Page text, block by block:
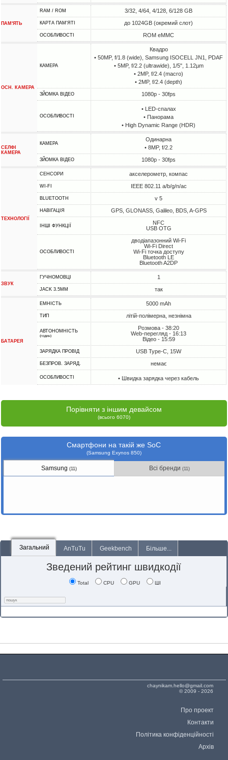
ПАМ'ЯТЬ
RAM / ROM 3/32, 4/64, 4/128, 6/128 GB
КАРТА ПАМ'ЯТІ до 1024GB (окремий слот)
ОСОБЛИВОСТІ ROM eMMC
ОСН. КАМЕРА
КАМЕРА
Квадро
• 50MP, f/1.8 (wide), Samsung ISOCELL JN1, PDAF
• 5MP, f/2.2 (ultrawide), 1/5", 1.12µm
• 2MP, f/2.4 (macro)
• 2MP, f/2.4 (depth)
ЗЙОМКА ВІДЕО 1080p - 30fps
ОСОБЛИВОСТІ
• LED-спалах
• Панорама
• High Dynamic Range (HDR)
СЕЛФІ
КАМЕРА
КАМЕРА
Одинарна
• 8MP, f/2.2
ЗЙОМКА ВІДЕО 1080p - 30fps
ТЕХНОЛОГІЇ
СЕНСОРИ акселерометр, компас
WI-FI IEEE 802.11 a/b/g/n/ac
BLUETOOTH v 5
НАВІГАЦІЯ GPS, GLONASS, Galileo, BDS, A-GPS
ІНШІ ФУНКЦІЇ
NFC
USB OTG
ОСОБЛИВОСТІ
дводіапазонний Wi-Fi
Wi-Fi Direct
Wi-Fi точка доступу
Bluetooth LE
Bluetooth A2DP
ЗВУК
ГУЧНОМОВЦІ 1
JACK 3.5MM так
БАТАРЕЯ
ЕМНІСТЬ 5000 mAh
ТИП літій-полімерна, незнімна
АВТОНОМНІСТЬ
(годин)
Розмова - 38:20
Web-перегляд - 16:13
Відео - 15:59
ЗАРЯДКА ПРОВІД USB Type-C, 15W
БЕЗПРОВ. ЗАРЯД. немає
ОСОБЛИВОСТІ • Швидка зарядка через кабель
Порівняти з іншим девайсом
(всього 6070)
Смартфони на такій же SoC
(Samsung Exynos 850)
Samsung (11) Всі бренди (11)
Загальний AnTuTu Geekbench Більше...
Зведений рейтинг швидкодії
Total CPU GPU ШІ
chaynikam.hello@gmail.com
© 2009 - 2026
Про проект
Контакти
Політика конфіденційності
Архів